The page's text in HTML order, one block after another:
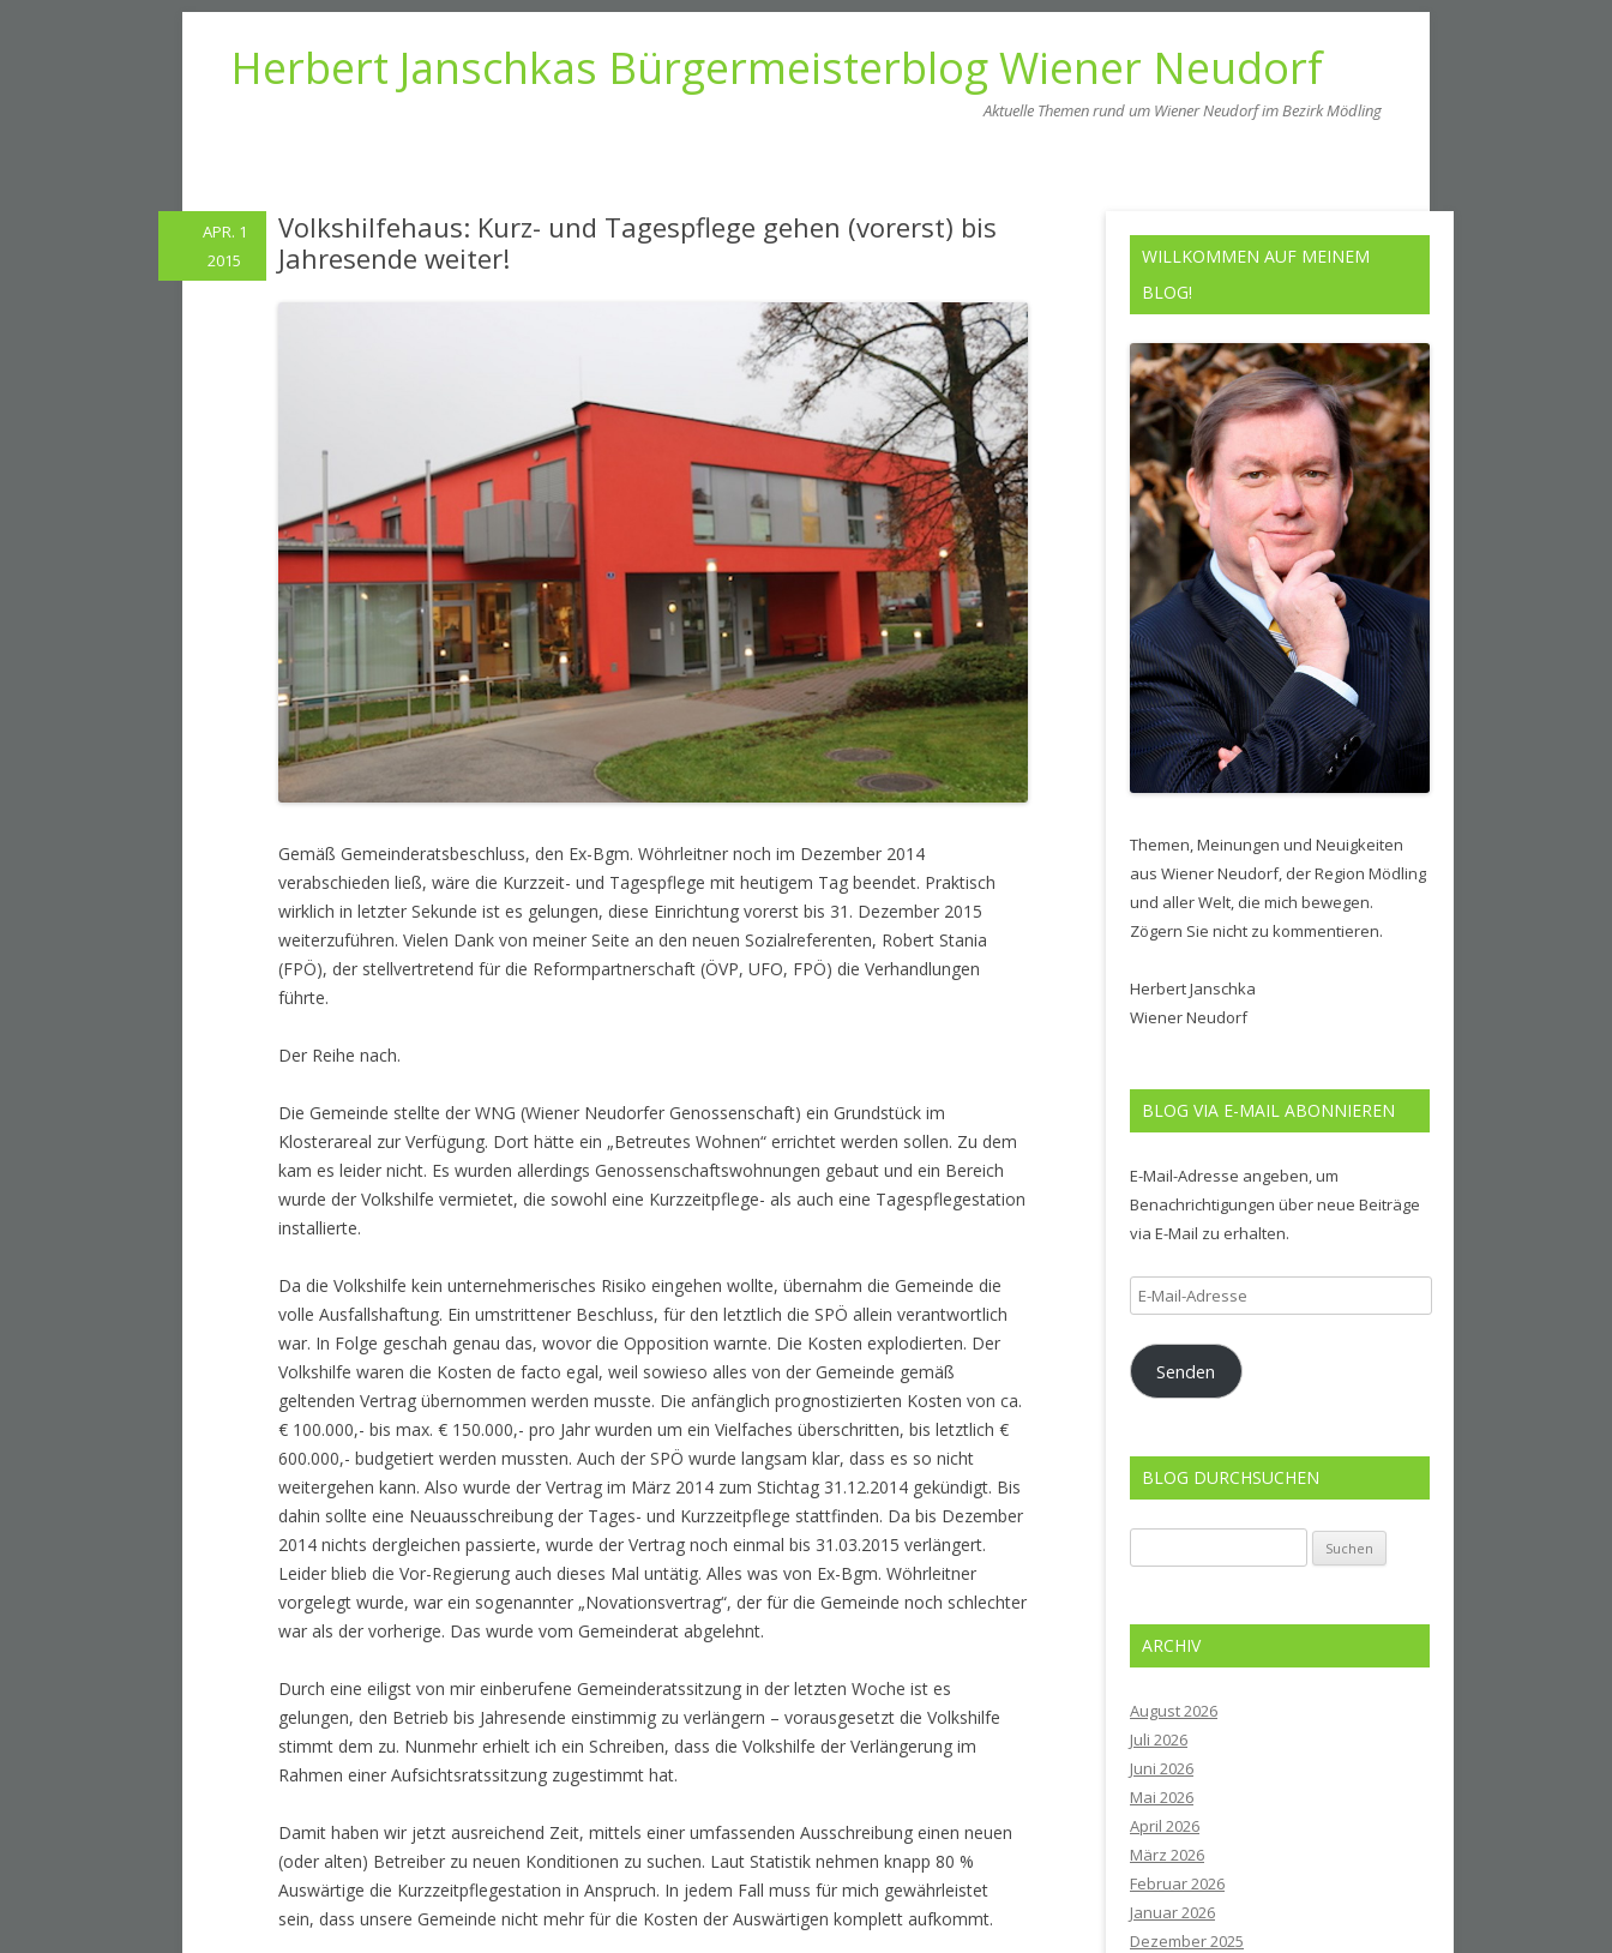
Herbert Janschkas Bürgermeisterblog Wiener Neudorf
Aktuelle Themen rund um Wiener Neudorf im Bezirk Mödling
Volkshilfehaus: Kurz- und Tagespflege gehen (vorerst) bis
Jahresende weiter!
Gemäß Gemeinderatsbeschluss, den Ex-Bgm. Wöhrleitner noch im Dezember 2014
verabschieden ließ, wäre die Kurzzeit- und Tagespflege mit heutigem Tag beendet. Praktisch
wirklich in letzter Sekunde ist es gelungen, diese Einrichtung vorerst bis 31. Dezember 2015
weiterzuführen. Vielen Dank von meiner Seite an den neuen Sozialreferenten, Robert Stania
(FPÖ), der stellvertretend für die Reformpartnerschaft (ÖVP, UFO, FPÖ) die Verhandlungen
führte.
Der Reihe nach.
Die Gemeinde stellte der WNG (Wiener Neudorfer Genossenschaft) ein Grundstück im
Klosterareal zur Verfügung. Dort hätte ein „Betreutes Wohnen“ errichtet werden sollen. Zu dem
kam es leider nicht. Es wurden allerdings Genossenschaftswohnungen gebaut und ein Bereich
wurde der Volkshilfe vermietet, die sowohl eine Kurzzeitpflege- als auch eine Tagespflegestation
installierte.
Da die Volkshilfe kein unternehmerisches Risiko eingehen wollte, übernahm die Gemeinde die
volle Ausfallshaftung. Ein umstrittener Beschluss, für den letztlich die SPÖ allein verantwortlich
war. In Folge geschah genau das, wovor die Opposition warnte. Die Kosten explodierten. Der
Volkshilfe waren die Kosten de facto egal, weil sowieso alles von der Gemeinde gemäß
geltenden Vertrag übernommen werden musste. Die anfänglich prognostizierten Kosten von ca.
€ 100.000,- bis max. € 150.000,- pro Jahr wurden um ein Vielfaches überschritten, bis letztlich €
600.000,- budgetiert werden mussten. Auch der SPÖ wurde langsam klar, dass es so nicht
weitergehen kann. Also wurde der Vertrag im März 2014 zum Stichtag 31.12.2014 gekündigt. Bis
dahin sollte eine Neuausschreibung der Tages- und Kurzzeitpflege stattfinden. Da bis Dezember
2014 nichts dergleichen passierte, wurde der Vertrag noch einmal bis 31.03.2015 verlängert.
Leider blieb die Vor-Regierung auch dieses Mal untätig. Alles was von Ex-Bgm. Wöhrleitner
vorgelegt wurde, war ein sogenannter „Novationsvertrag“, der für die Gemeinde noch schlechter
war als der vorherige. Das wurde vom Gemeinderat abgelehnt.
Durch eine eiligst von mir einberufene Gemeinderatssitzung in der letzten Woche ist es
gelungen, den Betrieb bis Jahresende einstimmig zu verlängern – vorausgesetzt die Volkshilfe
stimmt dem zu. Nunmehr erhielt ich ein Schreiben, dass die Volkshilfe der Verlängerung im
Rahmen einer Aufsichtsratssitzung zugestimmt hat.
Damit haben wir jetzt ausreichend Zeit, mittels einer umfassenden Ausschreibung einen neuen
(oder alten) Betreiber zu neuen Konditionen zu suchen. Laut Statistik nehmen knapp 80 %
Auswärtige die Kurzzeitpflegestation in Anspruch. In jedem Fall muss für mich gewährleistet
sein, dass unsere Gemeinde nicht mehr für die Kosten der Auswärtigen komplett aufkommt.
APR. 1
2015
WILLKOMMEN AUF MEINEM
BLOG!
Themen, Meinungen und Neuigkeiten
aus Wiener Neudorf, der Region Mödling
und aller Welt, die mich bewegen.
Zögern Sie nicht zu kommentieren.
Herbert Janschka
Wiener Neudorf
BLOG VIA E-MAIL ABONNIEREN
E-Mail-Adresse angeben, um
Benachrichtigungen über neue Beiträge
via E-Mail zu erhalten.
E-
Mail-
Adresse
Senden
BLOG DURCHSUCHEN
nach:
ARCHIV
August 2026
Juli 2026
Juni 2026
Mai 2026
April 2026
März 2026
Februar 2026
Januar 2026
Dezember 2025